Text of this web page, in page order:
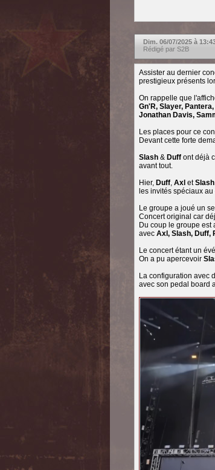
Dim. 06/07/2025 à
Rédigé par S2B
Assister au dernier
prestigieux présents
On rappelle que
Gn'R, Slayer,
Jonathan Davis,
Les places pour ce
Devant cette forte
Slash & Duff ont déjà
avant tout.
Hier, Duff, Axl etSlash
les invités spéciaux
Le groupe a joué un
Concert original car
Du coup le groupe est
avec Axl, Slash, Duff,
Le concert étant un
On a pu apercevoir
La configuration avec
avec son pedal board